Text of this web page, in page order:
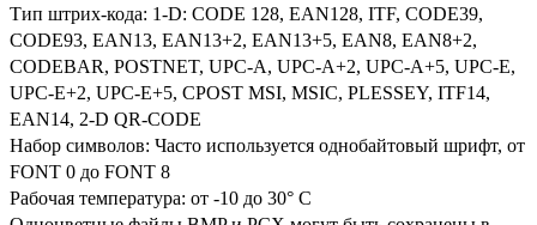
Тип штрих-кода: 1-D: CODE 128, EAN128, ITF, CODE39,
CODE93, EAN13, EAN13+2, EAN13+5, EAN8, EAN8+2,
CODEBAR, POSTNET, UPC-A, UPC-A+2, UPC-A+5, UPC-E,
UPC-E+2, UPC-E+5, CPOST MSI, MSIC, PLESSEY, ITF14,
EAN14, 2-D QR-CODE
Набор символов: Часто используется однобайтовый шрифт, от
FONT 0 до FONT 8
Рабочая температура: от -10 до 30° C